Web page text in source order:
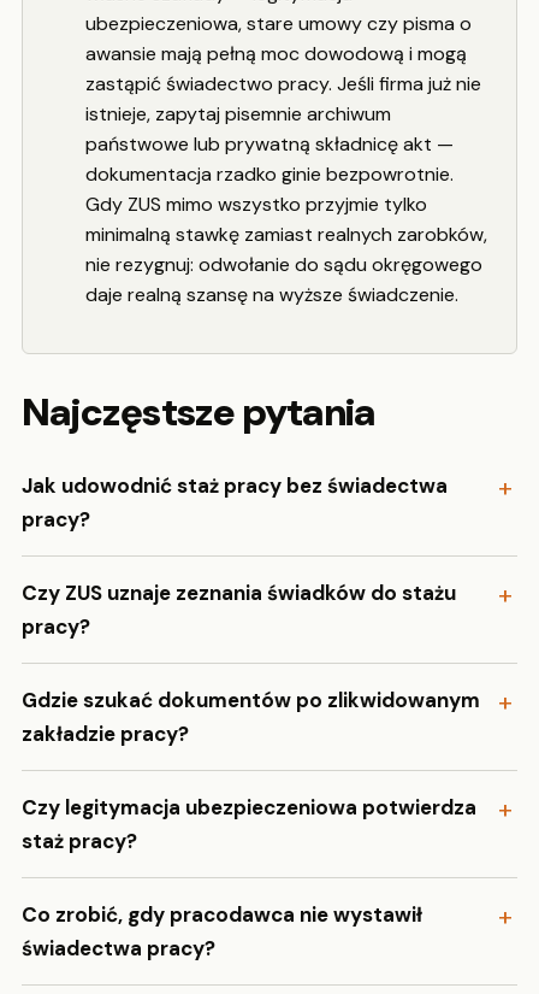
ubezpieczeniowa, stare umowy czy pisma o
awansie mają pełną moc dowodową i mogą
zastąpić świadectwo pracy. Jeśli firma już nie
istnieje, zapytaj pisemnie archiwum
państwowe lub prywatną składnicę akt —
dokumentacja rzadko ginie bezpowrotnie.
Gdy ZUS mimo wszystko przyjmie tylko
minimalną stawkę zamiast realnych zarobków,
nie rezygnuj: odwołanie do sądu okręgowego
daje realną szansę na wyższe świadczenie.
Najczęstsze pytania
Jak udowodnić staż pracy bez świadectwa
pracy?
Czy ZUS uznaje zeznania świadków do stażu
pracy?
Gdzie szukać dokumentów po zlikwidowanym
zakładzie pracy?
Czy legitymacja ubezpieczeniowa potwierdza
staż pracy?
Co zrobić, gdy pracodawca nie wystawił
świadectwa pracy?